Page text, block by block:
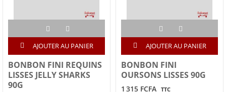
AJOUTER AU PANIER
BONBON FINI REQUINS
LISSES JELLY SHARKS
90G
AJOUTER AU PANIER
BONBON FINI
OURSONS LISSES 90G
1 315 FCFA TTC